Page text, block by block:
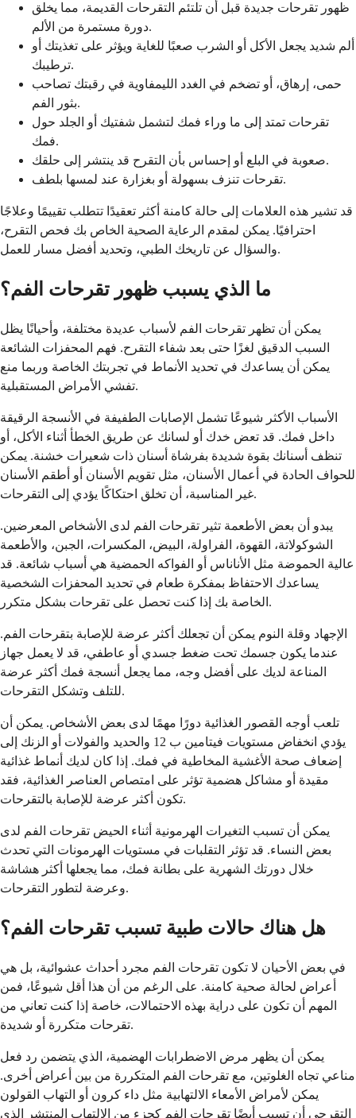
ظهور تقرحات جديدة قبل أن تلتئم التقرحات القديمة، مما يخلق
دورة مستمرة من الألم.
ألم شديد يجعل الأكل أو الشرب صعبًا للغاية ويؤثر على تغذيتك أو
ترطيبك.
حمى، إرهاق، أو تضخم في الغدد الليمفاوية في رقبتك تصاحب
بثور الفم.
تقرحات تمتد إلى ما وراء فمك لتشمل شفتيك أو الجلد حول
فمك.
صعوبة في البلع أو إحساس بأن التقرح قد ينتشر إلى حلقك.
تقرحات تنزف بسهولة أو بغزارة عند لمسها بلطف.
قد تشير هذه العلامات إلى حالة كامنة أكثر تعقيدًا تتطلب تقييمًا وعلاجًا
احترافيًا. يمكن لمقدم الرعاية الصحية الخاص بك فحص التقرح،
والسؤال عن تاريخك الطبي، وتحديد أفضل مسار للعمل.
ما الذي يسبب ظهور تقرحات الفم؟
يمكن أن تظهر تقرحات الفم لأسباب عديدة مختلفة، وأحيانًا يظل
السبب الدقيق لغزًا حتى بعد شفاء التقرح. فهم المحفزات الشائعة
يمكن أن يساعدك في تحديد الأنماط في تجربتك الخاصة وربما منع
تفشي الأمراض المستقبلية.
الأسباب الأكثر شيوعًا تشمل الإصابات الطفيفة في الأنسجة الرقيقة
داخل فمك. قد تعض خدك أو لسانك عن طريق الخطأ أثناء الأكل، أو
تنظف أسنانك بقوة شديدة بفرشاة أسنان ذات شعيرات خشنة. يمكن
للحواف الحادة في أعمال الأسنان، مثل تقويم الأسنان أو أطقم الأسنان
غير المناسبة، أن تخلق احتكاكًا يؤدي إلى التقرحات.
يبدو أن بعض الأطعمة تثير تقرحات الفم لدى الأشخاص المعرضين.
الشوكولاتة، القهوة، الفراولة، البيض، المكسرات، الجبن، والأطعمة
عالية الحموضة مثل الأناناس أو الفواكه الحمضية هي أسباب شائعة. قد
يساعدك الاحتفاظ بمفكرة طعام في تحديد المحفزات الشخصية
الخاصة بك إذا كنت تحصل على تقرحات بشكل متكرر.
الإجهاد وقلة النوم يمكن أن تجعلك أكثر عرضة للإصابة بتقرحات الفم.
عندما يكون جسمك تحت ضغط جسدي أو عاطفي، قد لا يعمل جهاز
المناعة لديك على أفضل وجه، مما يجعل أنسجة فمك أكثر عرضة
للتلف وتشكل التقرحات.
تلعب أوجه القصور الغذائية دورًا مهمًا لدى بعض الأشخاص. يمكن أن
يؤدي انخفاض مستويات فيتامين ب 12 والحديد والفولات أو الزنك إلى
إضعاف صحة الأغشية المخاطية في فمك. إذا كان لديك أنماط غذائية
مقيدة أو مشاكل هضمية تؤثر على امتصاص العناصر الغذائية، فقد
تكون أكثر عرضة للإصابة بالتقرحات.
يمكن أن تسبب التغيرات الهرمونية أثناء الحيض تقرحات الفم لدى
بعض النساء. قد تؤثر التقلبات في مستويات الهرمونات التي تحدث
خلال دورتك الشهرية على بطانة فمك، مما يجعلها أكثر هشاشة
وعرضة لتطور التقرحات.
هل هناك حالات طبية تسبب تقرحات الفم؟
في بعض الأحيان لا تكون تقرحات الفم مجرد أحداث عشوائية، بل هي
أعراض لحالة صحية كامنة. على الرغم من أن هذا أقل شيوعًا، فمن
المهم أن تكون على دراية بهذه الاحتمالات، خاصة إذا كنت تعاني من
تقرحات متكررة أو شديدة.
يمكن أن يظهر مرض الاضطرابات الهضمية، الذي يتضمن رد فعل
مناعي تجاه الغلوتين، مع تقرحات الفم المتكررة من بين أعراض أخرى.
يمكن لأمراض الأمعاء الالتهابية مثل داء كرون أو التهاب القولون
التقرحي أن تسبب أيضًا تقرحات الفم كجزء من الالتهاب المنتشر الذي